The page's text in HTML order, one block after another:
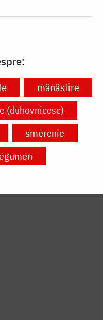
mănăstire
(duhovnicesc)
smerenie